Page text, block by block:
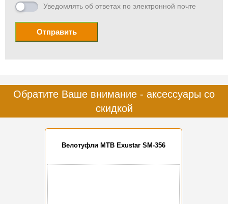
Уведомлять об ответах по электронной почте
Отправить
Обратите Ваше внимание - аксессуары со
скидкой
Велотуфли MTB Exustar SM-356